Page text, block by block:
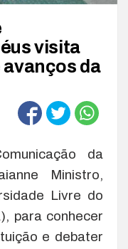
visita
avanços da
da
Ministro,
Livre do
para conhecer
e debater